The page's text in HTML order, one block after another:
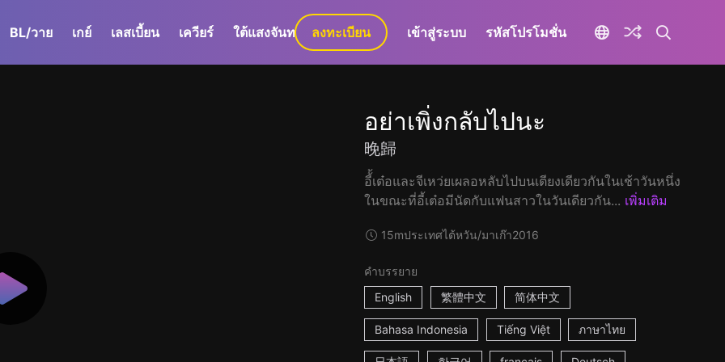
BL/วาย เกย์ เลสเบี้ยน เควียร์ ใต้แสงจันทร์ GaLa+
ลงทะเบียน เข้าสู่ระบบ รหัสโปรโมชั่น
อย่าเพิ่งกลับไปนะ
晚歸
อี้้เต๋อและจีเหว่ยเผลอหลับไปบนเตียงเดียวกันในเช้าวันหนึ่ง
ในขณะที่อี้เต๋อมีนัดกับแฟนสาวในวันเดียวกัน... เพิ่มเติม
15mประเทศไต้หวัน/มาเก๊า2016
คำบรรยาย
English
繁體中文 简体中文
Bahasa Indonesia Tiếng Việt ภาษาไทย